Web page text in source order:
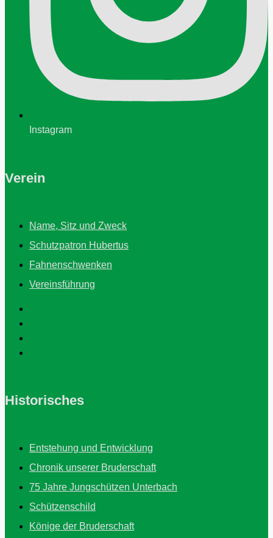
Instagram
Verein
Name, Sitz und Zweck
Schutzpatron Hubertus
Fahnenschwenken
Vereinsführung
Historisches
Entstehung und Entwicklung
Chronik unserer Bruderschaft
75 Jahre Jungschützen Unterbach
Schützenschild
Könige der Bruderschaft